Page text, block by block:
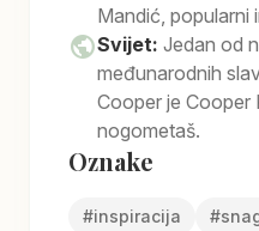
Mandić, popularni
publicSvijet: Jedan od
međunarodnih
Cooper je Cooper
nogometaš.
Oznake
#inspiracija #